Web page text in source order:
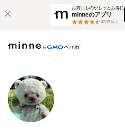
お買いものがもっとお得に
minneのアプリ
3万件以上